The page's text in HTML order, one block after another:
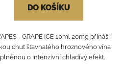
DO KOŠÍKU
- GRAPE ICE 10ml 20mg přináší
chuť šťavnatého hroznového vína
o intenzivní chladivý efekt.